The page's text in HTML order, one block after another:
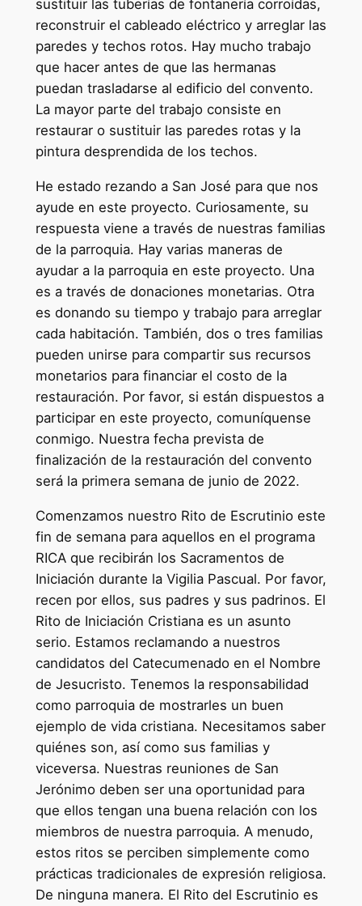
sustituir las tuberías de fontanería corroídas,
reconstruir el cableado eléctrico y arreglar las
paredes y techos rotos. Hay mucho trabajo
que hacer antes de que las hermanas
puedan trasladarse al edificio del convento.
La mayor parte del trabajo consiste en
restaurar o sustituir las paredes rotas y la
pintura desprendida de los techos.
He estado rezando a San José para que nos
ayude en este proyecto. Curiosamente, su
respuesta viene a través de nuestras familias
de la parroquia. Hay varias maneras de
ayudar a la parroquia en este proyecto. Una
es a través de donaciones monetarias. Otra
es donando su tiempo y trabajo para arreglar
cada habitación. También, dos o tres familias
pueden unirse para compartir sus recursos
monetarios para financiar el costo de la
restauración. Por favor, si están dispuestos a
participar en este proyecto, comuníquense
conmigo. Nuestra fecha prevista de
finalización de la restauración del convento
será la primera semana de junio de 2022.
Comenzamos nuestro Rito de Escrutinio este
fin de semana para aquellos en el programa
RICA que recibirán los Sacramentos de
Iniciación durante la Vigilia Pascual. Por favor,
recen por ellos, sus padres y sus padrinos. El
Rito de Iniciación Cristiana es un asunto
serio. Estamos reclamando a nuestros
candidatos del Catecumenado en el Nombre
de Jesucristo. Tenemos la responsabilidad
como parroquia de mostrarles un buen
ejemplo de vida cristiana. Necesitamos saber
quiénes son, así como sus familias y
viceversa. Nuestras reuniones de San
Jerónimo deben ser una oportunidad para
que ellos tengan una buena relación con los
miembros de nuestra parroquia. A menudo,
estos ritos se perciben simplemente como
prácticas tradicionales de expresión religiosa.
De ninguna manera. El Rito del Escrutinio es